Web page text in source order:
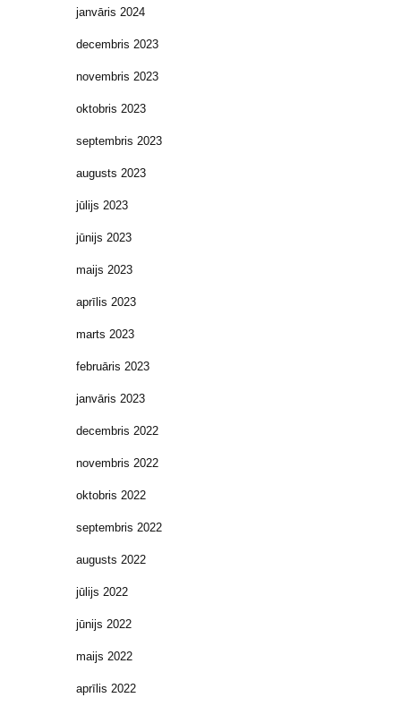
janvāris 2024
decembris 2023
novembris 2023
oktobris 2023
septembris 2023
augusts 2023
jūlijs 2023
jūnijs 2023
maijs 2023
aprīlis 2023
marts 2023
februāris 2023
janvāris 2023
decembris 2022
novembris 2022
oktobris 2022
septembris 2022
augusts 2022
jūlijs 2022
jūnijs 2022
maijs 2022
aprīlis 2022